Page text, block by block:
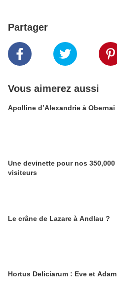
Partager
Vous aimerez aussi
Apolline d’Alexandrie à Obernai
Une devinette pour nos 350,000
visiteurs
Le crâne de Lazare à Andlau ?
Hortus Deliciarum : Eve et Adam